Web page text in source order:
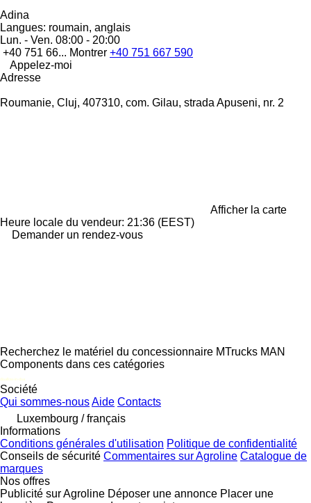
Adina
Langues: roumain, anglais
Lun. - Ven. 08:00 - 20:00
+40 751 66... Montrer +40 751 667 590
Appelez-moi
Adresse
Roumanie, Cluj, 407310, com. Gilau, strada Apuseni, nr. 2
Afficher la carte
Heure locale du vendeur: 21:36 (EEST)
Demander un rendez-vous
Recherchez le matériel du concessionnaire MTrucks MAN
Components dans ces catégories
disallow-in-dsa
Société
Qui sommes-nousAide Contacts
Luxembourg / français
Informations
Conditions générales d'utilisation Politique de confidentialité
Conseils de sécurité Commentaires sur Agroline Catalogue de
marques
Nos offres
Publicité sur Agroline Déposer une annonce Placer une